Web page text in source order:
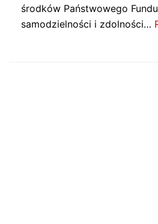
środków Państwowego
samodzielności i zdolności…